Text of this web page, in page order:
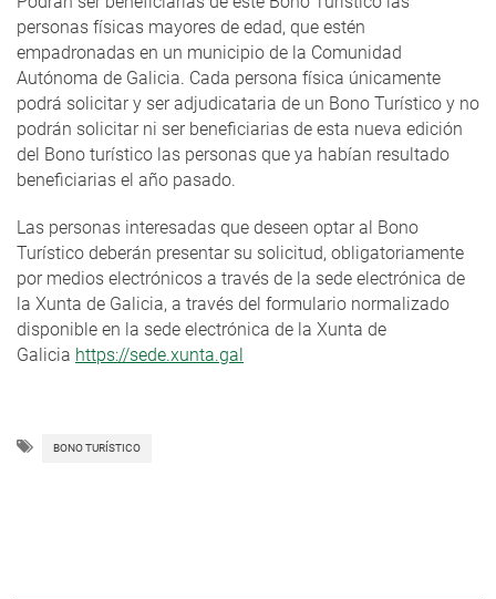
personas físicas mayores de edad, que estén
empadronadas en un municipio de la Comunidad
Autónoma de Galicia. Cada persona física únicamente
podrá solicitar y ser adjudicataria de un Bono Turístico y no
podrán solicitar ni ser beneficiarias de esta nueva edición
del Bono turístico las personas que ya habían resultado
beneficiarias el año pasado.
Las personas interesadas que deseen optar al Bono
Turístico deberán presentar su solicitud, obligatoriamente
por medios electrónicos a través de la sede electrónica de
la Xunta de Galicia, a través del formulario normalizado
disponible en la sede electrónica de la Xunta de
Galicia https://sede.xunta.gal
BONO TURÍSTICO